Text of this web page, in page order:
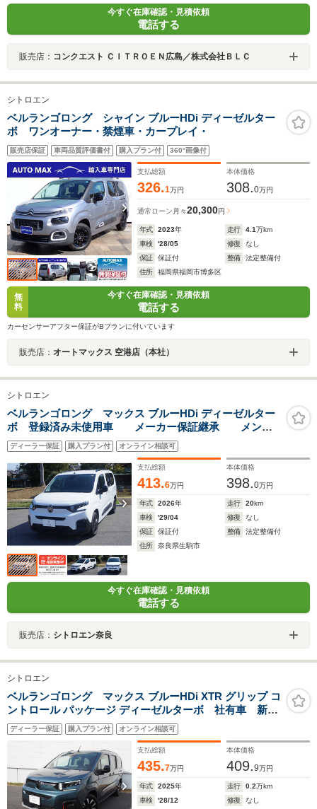
今すぐ在庫確認・見積依頼
電話する
販売店： コンクエスト ＣＩＴＲＯＥＮ広島／株式会社ＢＬＣ
シトロエン
ベルランゴロング シャイン ブルーHDi ディーゼルター
ボ ワンオーナー・禁煙車・カープレイ・
販売店保証 車両品質評価書付 購入プラン付 360°画像付
支払総額
326.1万円
本体価格
308.0万円
通常ローン 月々20,300円
年式 2023年 走行 4.1万km
車検
'28/05 修復
なし
保証
保証付 整備
法定整備付
住所
福岡県福岡市博多区
無
料
今すぐ在庫確認・見積依頼
電話する
カーセンサーアフター保証がBプランに付いています
販売店： オートマックス 空港店（本社）
シトロエン
ベルランゴロング マックス ブルーHDi ディーゼルター
ボ 登録済み未使用車 メーカー保証継承 メンテ
ンナンスケアプラス(1-3)加入車 レーンポジショニン
グアシスト ストップ&ゴー付アクティブクルーズコント
ロール LEDヘッドライト
ディーラー保証 購入プラン付 オンライン相談可
支払総額
413.6万円
本体価格
398.0万円
年式 2026年 走行 20km
車検
'29/04 修復
なし
保証
保証付 整備
法定整備付
住所
奈良県生駒市
今すぐ在庫確認・見積依頼
電話する
販売店： シトロエン奈良
シトロエン
ベルランゴロング マックス ブルーHDi XTR グリップ コ
ントロール パッケージ ディーゼルターボ 社有車 新車
保証継承 認定中古車
ディーラー保証 購入プラン付 オンライン相談可
支払総額
435.7万円
本体価格
409.9万円
年式 2025年 走行 0.2万km
車検
'28/12 修復
なし